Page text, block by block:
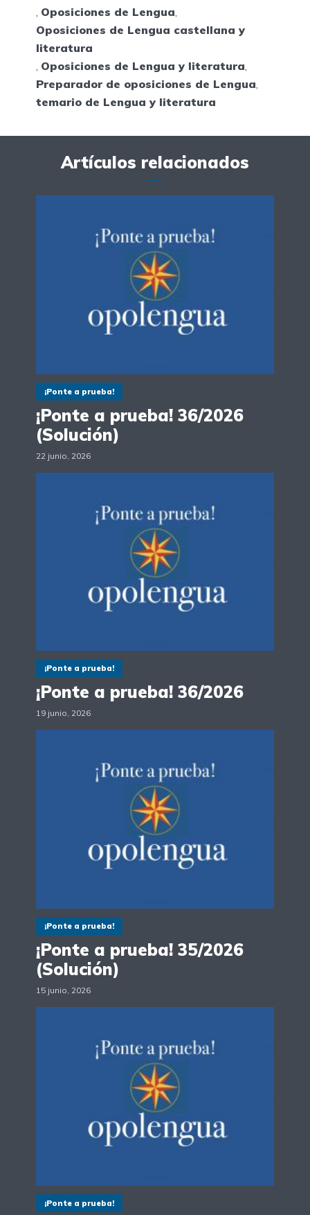
, Oposiciones de Lengua,
Oposiciones de Lengua castellana y
literatura
, Oposiciones de Lengua y literatura,
Preparador de oposiciones de Lengua,
temario de Lengua y literatura
Artículos relacionados
¡Ponte a prueba!
¡Ponte a prueba! 36/2026
(Solución)
22 junio, 2026
¡Ponte a prueba!
¡Ponte a prueba! 36/2026
19 junio, 2026
¡Ponte a prueba!
¡Ponte a prueba! 35/2026
(Solución)
15 junio, 2026
¡Ponte a prueba!